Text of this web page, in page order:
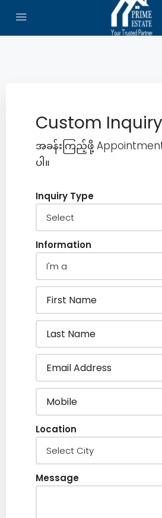
Custom
အခန်းကြည့်ဖို့
ပါ။
Inquiry Type
Information
Location
Message